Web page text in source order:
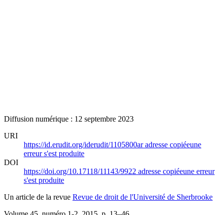
Diffusion numérique : 12 septembre 2023
URI
https://id.erudit.org/iderudit/1105800aradresse copiéeune
erreur s'est produite
DOI
https://doi.org/10.17118/11143/9922 adresse copiéeune erreur
s'est produite
Un article de la revue Revue de droit de l'Université de Sherbrooke